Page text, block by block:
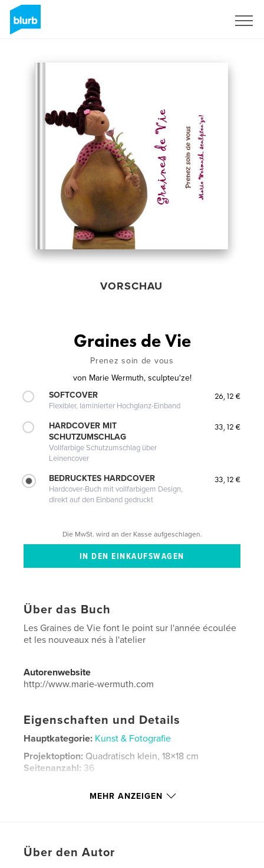
VORSCHAU
Graines de Vie
Prenez soin de vous
von Marie Wermuth, sculpteu'ze!
SOFTCOVER
Flexibler, laminierter Hochglanz-Einband
26,12 €
HARDCOVER MIT
SCHUTZUMSCHLAG
Vollfarbige Schutzumschlag über
Leinencover
33,12 €
BEDRUCKTES HARDCOVER
Hardcover-Buch mit vollfarbigem Design,
direkt auf den Einband gedruckt
33,12 €
Die MwSt. wird an der Kasse aufgeschlagen.
Über das Buch
Les Graines de Vie font le point sur l'année écoulée
et les nouveaux nés à l'atelier
Autorenwebsite
http://www.marie-wermuth.com
Eigenschaften und Details
Hauptkategorie: Kunst & Fotografie
Projektoption: Quadratisch klein, 18×18 cm
Seitenanzahl: 36
MEHR ANZEIGEN
Über den Autor